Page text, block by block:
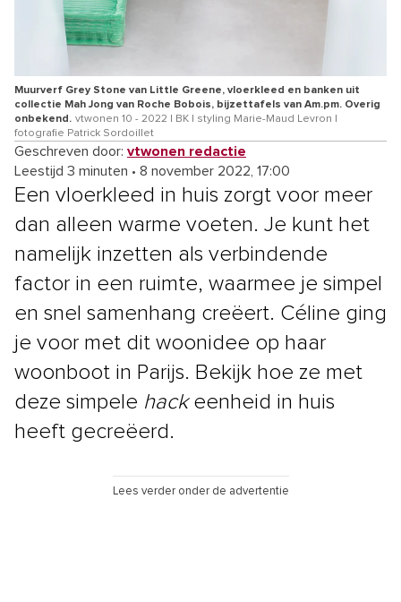
Muurverf Grey Stone van Little Greene, vloerkleed en banken uit
collectie Mah Jong van Roche Bobois, bijzettafels van Am.pm. Overig
onbekend. vtwonen 10 - 2022 | BK | styling Marie-Maud Levron |
fotografie Patrick Sordoillet
Geschreven door: vtwonen redactie
Leestijd 3 minuten • 8 november 2022, 17:00
Een vloerkleed in huis zorgt voor meer
dan alleen warme voeten. Je kunt het
namelijk inzetten als verbindende
factor in een ruimte, waarmee je simpel
en snel samenhang creëert. Céline ging
je voor met dit woonidee op haar
woonboot in Parijs. Bekijk hoe ze met
deze simpele hackeenheid in huis
heeft gecreëerd.
Lees verder onder de advertentie